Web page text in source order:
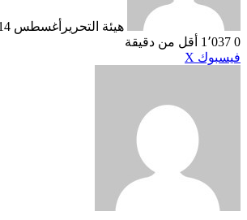
هيئة التحريرأغسطس 14, 2020
أقل من دقيقة
Xلينكدإن
بينتيريست
مشاركة
طباعة